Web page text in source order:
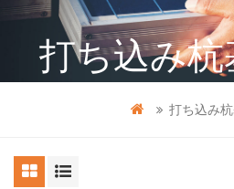
打ち込み
打ち込み